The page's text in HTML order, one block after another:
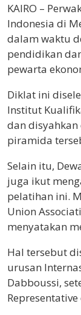
KAIRO –
Indonesia di
dalam waktu
pendidikan
pewarta
Diklat ini
Institut
dan disyahkan
piramida
Selain itu,
juga ikut
pelatihan ini.
Union
menyatakan
Hal tersebut
urusan
Dabboussi,